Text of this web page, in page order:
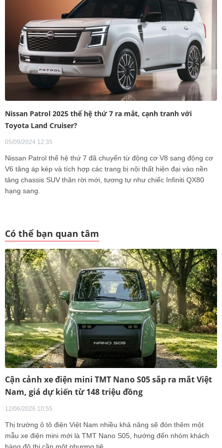
Nissan Patrol 2025 thế hệ thứ 7 ra mắt, cạnh tranh với
Toyota Land Cruiser?
05/09/2024 12:35
Nissan Patrol thế hệ thứ 7 đã chuyển từ động cơ V8 sang động cơ
V6 tăng áp kép và tích hợp các trang bị nội thất hiện đại vào nền
tảng chassis SUV thân rời mới, tương tự như chiếc Infiniti QX80
hạng sang.
Có thể bạn quan tâm
Cận cảnh xe điện mini TMT Nano S05 sắp ra mắt Việt
Nam, giá dự kiến từ 148 triệu đồng
12/06/2026 10:55
Thị trường ô tô điện Việt Nam nhiều khả năng sẽ đón thêm một
mẫu xe điện mini mới là TMT Nano S05, hướng đến nhóm khách